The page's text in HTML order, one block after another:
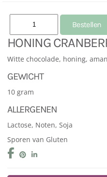
HONING
Witte chocolade, honing,
GEWICHT
10 gram
ALLERGENEN
Lactose, Noten, Soja
Sporen van Gluten